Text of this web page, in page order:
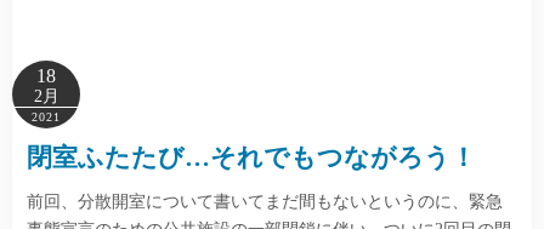
18
2月
2021
閉室ふたたび…それでもつながろう！
前回、分散開室について書いてまだ間もないというのに、緊急